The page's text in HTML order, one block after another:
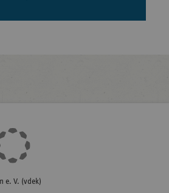
e. V. (vdek)